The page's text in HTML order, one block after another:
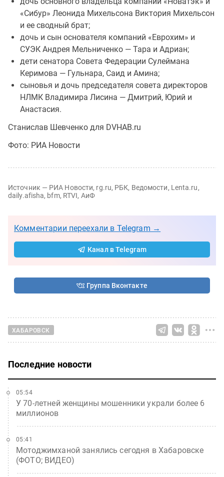
«Сибур» Леонида Михельсона Виктория Михельсон
и ее сводный брат;
дочь и сын основателя компаний «Еврохим» и
СУЭК Андрея Мельниченко — Тара и Адриан;
дети сенатора Совета Федерации Сулеймана
Керимова — Гульнара, Саид и Амина;
сыновья и дочь председателя совета директоров
НЛМК Владимира Лисина — Дмитрий, Юрий и
Анастасия.
Станислав Шевченко для DVHAB.ru
Фото: РИА Новости
Источник — РИА Новости, rg.ru, РБК, Ведомости, Lenta.ru,
daily.afisha, bfm, RTVI, АиФ
Комментарии переехали в Telegram →
Канал в Telegram
Группа Вконтакте
ХАБАРОВСК
Последние новости
У 70-летней женщины мошенники украли более 6
миллионов
05:54
Мотоджимханой занялись сегодня в Хабаровске
(ФОТО; ВИДЕО)
05:41